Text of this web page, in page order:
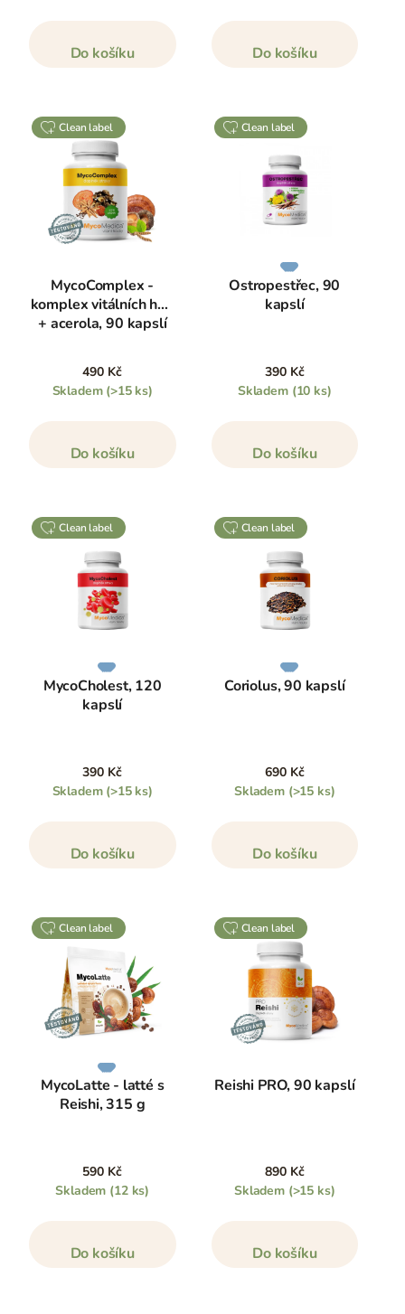
Do košíku Do košíku
clean label
MycoComplex -
komplex vitálních hub
+ acerola, 90 kapslí
490 Kč
Skladem (>15 ks)
Do košíku
clean label
Ostropestřec, 90
kapslí
390 Kč
Skladem (10 ks)
Do košíku
clean label
MycoCholest, 120
kapslí
390 Kč
Skladem (>15 ks)
Do košíku
clean label
Coriolus, 90 kapslí
690 Kč
Skladem (>15 ks)
Do košíku
clean label
MycoLatte - latté s
Reishi, 315 g
590 Kč
Skladem (12 ks)
Do košíku
clean label
Reishi PRO, 90 kapslí
890 Kč
Skladem (>15 ks)
Do košíku